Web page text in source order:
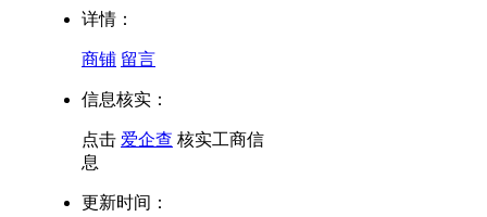
详情：
商铺 留言
信息核实：
点击 爱企查 核实工商信
息
更新时间：